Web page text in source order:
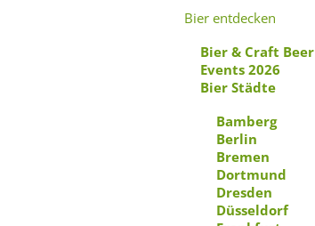
Bier entdecken
Bier & Craft Beer
Events 2026
Bier Städte
Bamberg
Berlin
Bremen
Dortmund
Dresden
Düsseldorf